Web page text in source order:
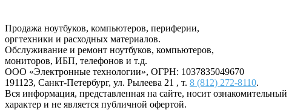
Продажа ноутбуков, компьютеров, периферии,
оргтехники и расходных материалов.
Обслуживание и ремонт ноутбуков, компьютеров,
мониторов, ИБП, телефонов и т.д.
ООО «Электронные технологии», ОГРН: 1037835049670
191123, Санкт-Петербург, ул. Рылеева 21 , т. 8 (812) 272-8110.
Вся информация, представленная на сайте, носит ознакомительный
характер и не является публичной офертой.